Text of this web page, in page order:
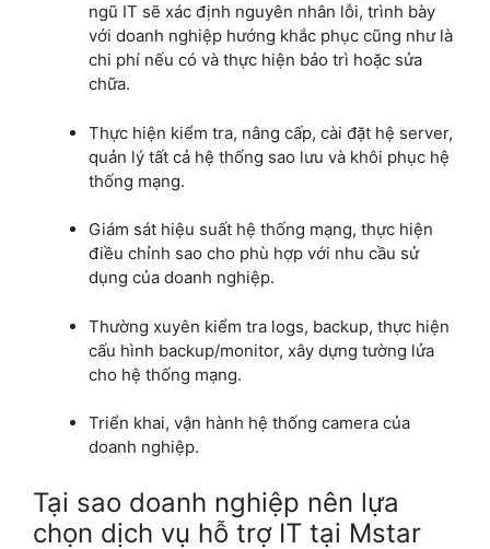
ngũ IT sẽ xác định nguyên nhân lỗi, trình bày
với doanh nghiệp hướng khắc phục cũng như là
chi phí nếu có và thực hiện bảo trì hoặc sửa
chữa.
Thực hiện kiểm tra, nâng cấp, cài đặt hệ server,
quản lý tất cả hệ thống sao lưu và khôi phục hệ
thống mạng.
Giám sát hiệu suất hệ thống mạng, thực hiện
điều chỉnh sao cho phù hợp với nhu cầu sử
dụng của doanh nghiệp.
Thường xuyên kiểm tra logs, backup, thực hiện
cấu hình backup/monitor, xây dựng tường lửa
cho hệ thống mạng.
Triển khai, vận hành hệ thống camera của
doanh nghiệp.
Tại sao doanh nghiệp nên lựa
chọn dịch vụ hỗ trợ IT tại Mstar